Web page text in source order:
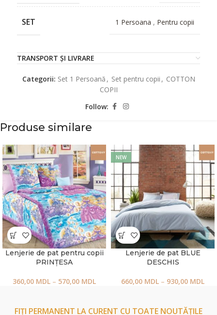
SET 1 Persoana , Pentru copii
TRANSPORT ȘI LIVRARE
Categorii: Set 1 Persoană , Set pentru copii , COTTON
COPII
Follow:
Produse similare
Lenjerie de pat pentru copii
PRINȚESA
360,00 MDL – 570,00 MDL
NEW
Lenjerie de pat BLUE
DESCHIS
660,00 MDL – 930,00 MDL
FIȚI PERMANENT LA CURENT CU TOATE NOUTĂȚILE